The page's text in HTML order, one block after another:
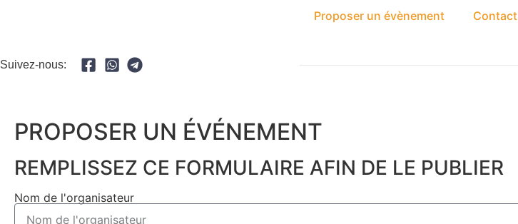
Proposer un évènement Contact
Suivez-nous:
PROPOSER UN ÉVÉNEMENT​
REMPLISSEZ CE FORMULAIRE AFIN DE LE PUBLIER
Nom de l'organisateur